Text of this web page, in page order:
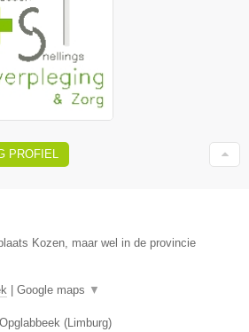
PROFIEL
Kozen, maar wel in de provincie
Google maps ▼
Opglabbeek (Limburg)